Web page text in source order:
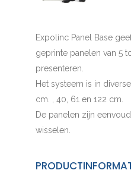
Expolinc Panel Base
geprinte panelen van 5
presenteren.
Het systeem is in
cm. , 40, 61 en 122 cm.
De panelen zijn
wisselen.